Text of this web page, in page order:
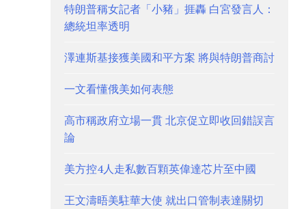
特朗普稱女記者「小豬」捱轟 白宮發言人：
總統坦率透明
澤連斯基接獲美國和平方案 將與特朗普商討
一文看懂俄美如何表態
高市稱政府立場一貫 北京促立即收回錯誤言
論
美方控4人走私數百顆英偉達芯片至中國
王文濤晤美駐華大使 就出口管制表達關切